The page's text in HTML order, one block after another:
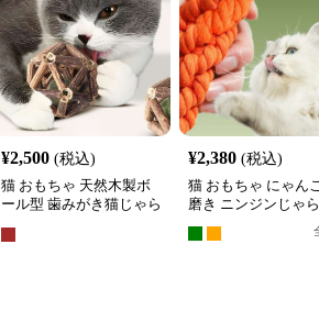
¥2,500 (税込)
猫 おもちゃ 天然木製ボ
ール型 歯みがき猫じゃら
¥2,380 (税込)
猫 おもちゃ にゃん
磨き ニンジンじゃ